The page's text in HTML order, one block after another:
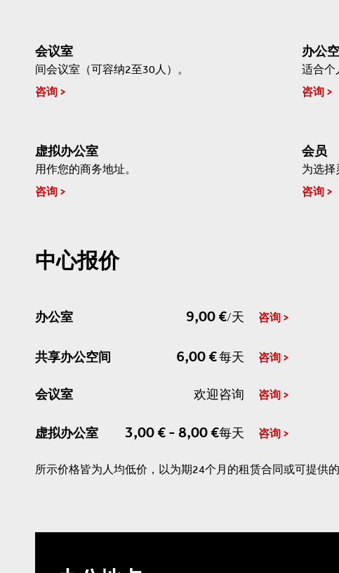
会议室
间会议室（可容纳2至30人）。
咨询
办公
适合个
咨询
虚拟办公室
用作您的商务地址。
咨询
会员
为选择
咨询
中心报价
办公室 9,00 €/天 咨询
共享办公空间 6,00 €每天 咨询
会议室 欢迎咨询 咨询
虚拟办公室 3,00 € - 8,00 €每天 咨询
所示价格皆为人均低价，以为期24个月的租赁合同或可提供的